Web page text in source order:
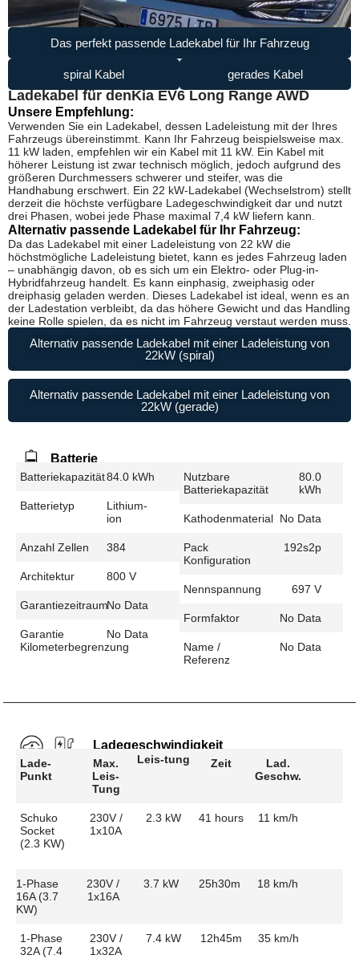
Das perfekt passende Ladekabel für Ihr Fahrzeug
spiral Kabel gerades Kabel
Ladekabel für denKia EV6 Long Range AWD
Unsere Empfehlung:
Verwenden Sie ein Ladekabel, dessen Ladeleistung mit der Ihres
Fahrzeugs übereinstimmt. Kann Ihr Fahrzeug beispielsweise max.
11 kW laden, empfehlen wir ein Kabel mit 11 kW. Ein Kabel mit
höherer Leistung ist zwar technisch möglich, jedoch aufgrund des
größeren Durchmessers schwerer und steifer, was die
Handhabung erschwert. Ein 22 kW-Ladekabel (Wechselstrom) stellt
derzeit die höchste verfügbare Ladegeschwindigkeit dar und nutzt
drei Phasen, wobei jede Phase maximal 7,4 kW liefern kann.
Alternativ passende Ladekabel für Ihr Fahrzeug:
Da das Ladekabel mit einer Ladeleistung von 22 kW die
höchstmögliche Ladeleistung bietet, kann es jedes Fahrzeug laden
– unabhängig davon, ob es sich um ein Elektro- oder Plug-in-
Hybridfahrzeug handelt. Es kann einphasig, zweiphasig oder
dreiphasig geladen werden. Dieses Ladekabel ist ideal, wenn es an
der Ladestation verbleibt, da das höhere Gewicht und das Handling
keine Rolle spielen, da es nicht im Fahrzeug verstaut werden muss.
Alternativ passende Ladekabel mit einer Ladeleistung von
22kW (spiral)
Alternativ passende Ladekabel mit einer Ladeleistung von
22kW (gerade)
Batterie
Batteriekapazität84.0 kWh
Batterietyp
Lithium-
ion
Anzahl Zellen 384
Architektur 800 V
GarantiezeitraumNo Data
Garantie
Kilometerbegrenzung
No Data
Nutzbare
Batteriekapazität
80.0
kWh
Kathodenmaterial No Data
Pack
Konfiguration
192s2p
Nennspannung 697 V
Formfaktor No Data
Name /
Referenz
No Data
Ladegeschwindigkeit
Lade-
Punkt
Max.
Leis-
Tung
Leis-tung Zeit
Lad.
Geschw.
Schuko
Socket
(2.3 KW)
230V /
1x10A
2.3 kW 41 hours 11 km/h
1-Phase
16A (3.7
KW)
230V /
1x16A
3.7 kW 25h30m 18 km/h
1-Phase
32A (7.4
230V /
1x32A
7.4 kW 12h45m 35 km/h